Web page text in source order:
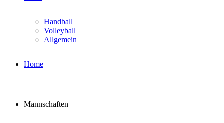
Handball
Volleyball
Allgemein
Home
Mannschaften